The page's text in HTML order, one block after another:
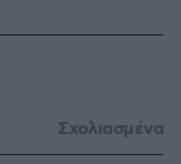
Σχολιασμένα